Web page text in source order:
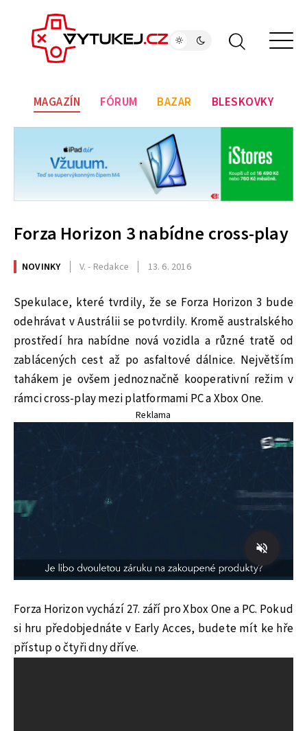
MAGAZÍN FÓRUM BAZAR BLESKOVKY
Forza Horizon 3 nabídne cross-play
NOVINKY V. - Redakce 13. 6. 2016
Spekulace, které tvrdily, že se Forza Horizon 3 bude
odehrávat v Austrálii se potvrdily. Kromě australského
prostředí hra nabídne nová vozidla a různé tratě od
zablácených cest až po asfaltové dálnice. Největším
tahákem je ovšem jednoznačně kooperativní režim v
rámci cross-play mezi platformami PC a Xbox One.
Reklama
Forza Horizon vychází 27. září pro Xbox One a PC. Pokud
si hru předobjednáte v Early Acces, budete mít ke hře
přístup o čtyři dny dříve.